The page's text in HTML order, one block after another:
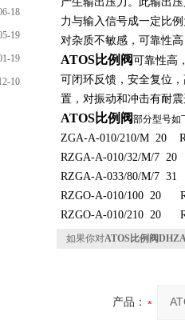
18
19
19
10
力与输入信号成一定比
对杂质不敏感，可靠性高
ATOS比例阀可靠性高
可闭环反馈，安全复位
置，对振动和冲击有耐
ATOS比例阀部分型号如
ZGA-A-010/210/M 20
RZGA-A-010/32/M/7
RZGA-A-033/80/M/7
RZGO-A-010/100 20
RZGO-A-010/210 20
如果你对ATOS比例阀
产品：